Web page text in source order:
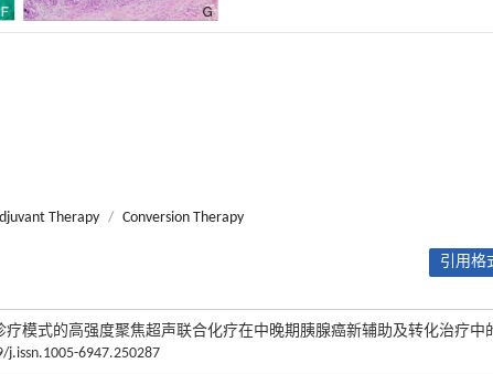
Therapy / Conversion Therapy
引用格
模式的高强度聚焦超声联合化疗在中晚期胰腺癌新辅助及转化治疗中
j.issn.1005-6947.250287